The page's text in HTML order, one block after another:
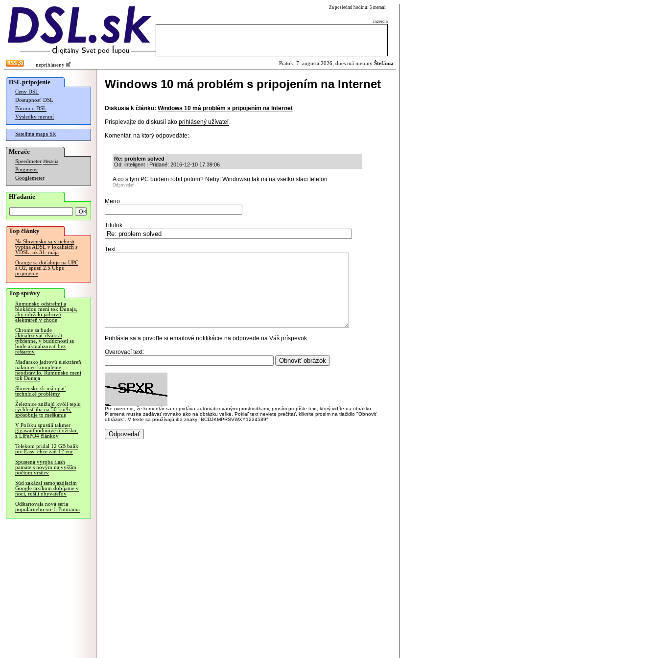
Za poslednú hodinu: 5 meraní
inzercia
neprihlásený Piatok, 7. augusta 2026, dnes má meniny Štefánia
DSL pripojenie
Ceny DSL
Dostupnosť DSL
Fórum o DSL
Výsledky meraní
Satelitná mapa SR
Merače
Speedmeter Merania
Pingmeter
Googlemeter
Hľadanie
Top články
Na Slovensku sa v tichosti
vypína ADSL v lokalitách s
VDSL, už 31. mája
Orange sa doťahuje na UPC
a O2, spustí 2.5 Gbps
pripojenie
Top správy
Rumunsko odstrelmi a
blokádou mení tok Dunaja,
aby udržalo jadrovú
elektráreň v chode
Chrome sa bude
aktualizovať dvakrát
týždenne, v budúcnosti sa
bude aktualizovať bez
reštartov
Maďarsko jadrovú elektráreň
nakoniec kompletne
neodstavilo, Rumunsko mení
tok Dunaja
Slovensko.sk má opäť
technické problémy
Železnice znižujú kvôli teplu
rýchlosť iba na 50 km/h,
spôsobuje to meškanie
V Poľsku spustili takmer
gigawatthodinové úložisko,
z LiFePO4 článkov
Telekom pridal 12 GB balík
pre Easy, chce zaň 12 eur
Spustená výroba flash
pamäte s novým najvyšším
počtom vrstiev
Súd zakázal samojazdiacim
Google taxíkom dobíjanie v
noci, rušili obyvateľov
Odštartovala nová séria
populárneho sci-fi Futurama
Windows 10 má problém s pripojením na Internet
Diskusia k článku: Windows 10 má problém s pripojením na Internet
Prispievajte do diskusií ako prihlásený užívateľ.
Komentár, na ktorý odpovedáte:
Re: problem solved
Od: inteligent | Pridané: 2016-12-10 17:39:06
A co s tym PC budem robit potom? Nebyt Windowsu tak mi na vsetko staci telefon
Odpovedať
Meno:
Titulok:
Text:
Prihláste sa a povoľte si emailové notifikácie na odpovede na Váš príspevok.
Overovací text:
Pre overenie, že komentár sa nepridáva automatizovanými prostriedkami, prosím prepíšte text, ktorý vidíte na obrázku.
Písmená musíte zadávať rovnako ako na obrázku veľké. Pokiaľ text neviete prečítať, kliknite prosím na tlačidlo "Obnoviť
obrázok". V texte sa používajú iba znaky "BCDJKMPRSVWXY1234589".